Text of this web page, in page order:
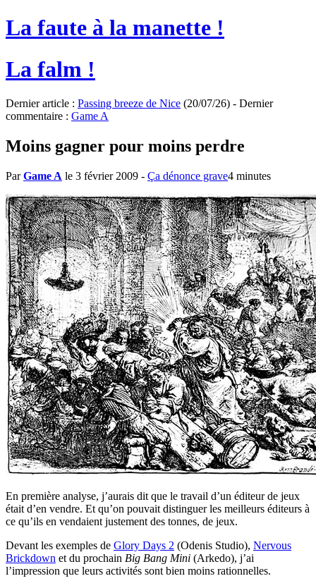
La faute à la manette !
La falm !
Dernier article : Passing breeze de Nice (20/07/26) - Dernier
commentaire : Game A
Moins gagner pour moins perdre
ParGame A le 3 février 2009 - Ça dénonce grave4 minutes
En première analyse, j’aurais dit que le travail d’un éditeur de jeux
était d’en vendre. Et qu’on pouvait distinguer les meilleurs éditeurs à
ce qu’ils en vendaient justement des tonnes, de jeux.
Devant les exemples de Glory Days 2 (Odenis Studio), Nervous
Brickdown et du prochain Big Bang Mini (Arkedo), j’ai
l’impression que leurs activités sont bien moins rationnelles.